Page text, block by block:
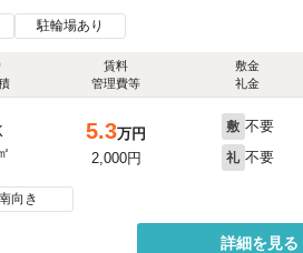
駐輪場あり
賃料
管理費等
敷金
礼金
5.3万円
2,000円
敷 不要
礼 不要
向き
詳細を見る